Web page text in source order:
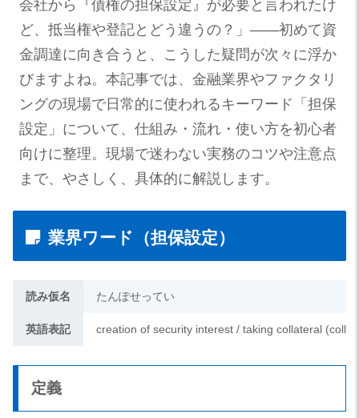
会社から『債権の担保設定』が必要と言われたけ
ど、抵当権や登記とどう違うの？」——初めて資
金調達に向き合うと、こうした疑問が次々に浮か
びますよね。本記事では、金融業界やファクタリ
ングの現場で日常的に使われるキーワード「担保
設定」について、仕組み・流れ・使い方を初心者
向けに整理。現場で迷わない実務のコツや注意点
まで、やさしく、具体的に解説します。
業界ワード（担保設定）
読み仮名 たんぽせってい
英語表記 creation of security interest / taking collateral
定義